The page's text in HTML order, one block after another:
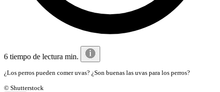
6 tiempo de lectura min.
¿Los perros pueden comer uvas? ¿Son buenas las uvas para los perros?
© Shutterstock